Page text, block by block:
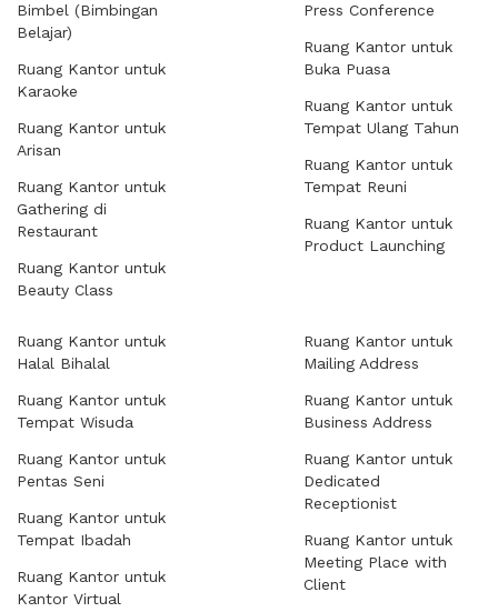
Bimbel (Bimbingan
Belajar)
Ruang Kantor untuk
Karaoke
Ruang Kantor untuk
Arisan
Ruang Kantor untuk
Gathering di
Restaurant
Ruang Kantor untuk
Beauty Class
Press Conference
Ruang Kantor untuk
Buka Puasa
Ruang Kantor untuk
Tempat Ulang Tahun
Ruang Kantor untuk
Tempat Reuni
Ruang Kantor untuk
Product Launching
Ruang Kantor untuk
Halal Bihalal
Ruang Kantor untuk
Tempat Wisuda
Ruang Kantor untuk
Pentas Seni
Ruang Kantor untuk
Tempat Ibadah
Ruang Kantor untuk
Kantor Virtual
Ruang Kantor untuk
Mailing Address
Ruang Kantor untuk
Business Address
Ruang Kantor untuk
Dedicated
Receptionist
Ruang Kantor untuk
Meeting Place with
Client